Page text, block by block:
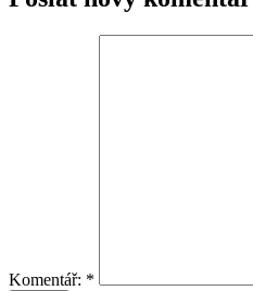
Komentář: *